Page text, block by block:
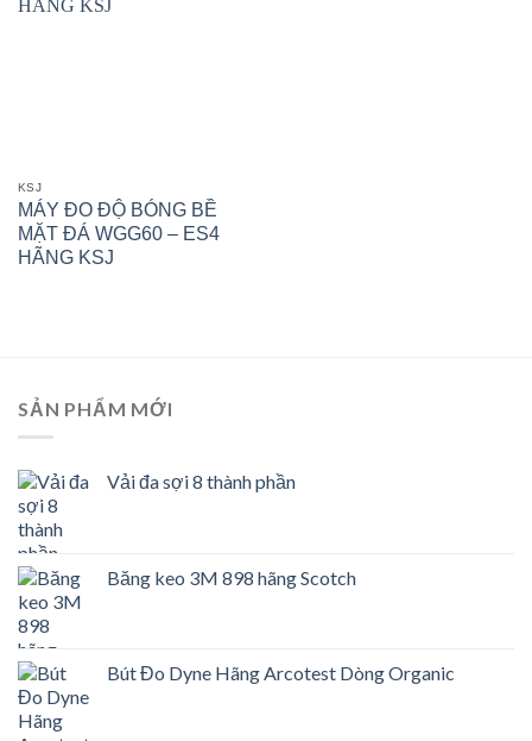
KSJ
MÁY ĐO ĐỘ BÓNG BỀ
MẶT ĐÁ WGG60 – ES4
HÃNG KSJ
SẢN PHẨM MỚI
Vải đa sợi 8 thành phần
Băng keo 3M 898 hãng Scotch
Bút Đo Dyne Hãng Arcotest Dòng Organic